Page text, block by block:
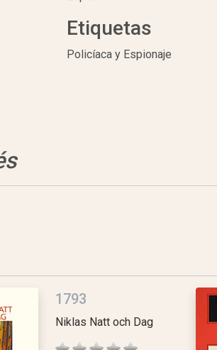
Etiquetas
Policíaca y Espionaje
1793
Niklas Natt och Dag